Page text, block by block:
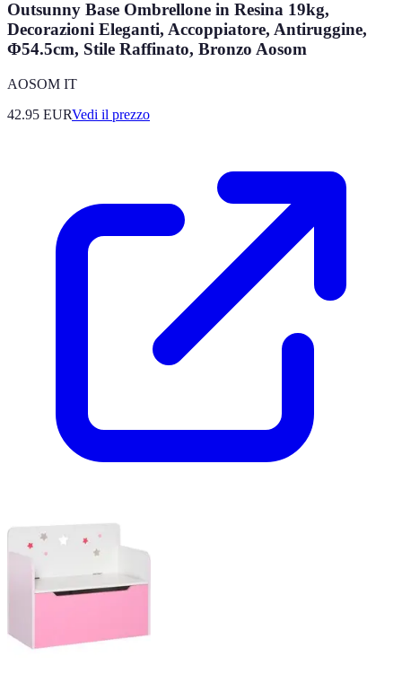
Outsunny Base Ombrellone in Resina 19kg,
Decorazioni Eleganti, Accoppiatore, Antiruggine,
Φ54.5cm, Stile Raffinato, Bronzo Aosom
AOSOM IT
42.95 EURVedi il prezzo